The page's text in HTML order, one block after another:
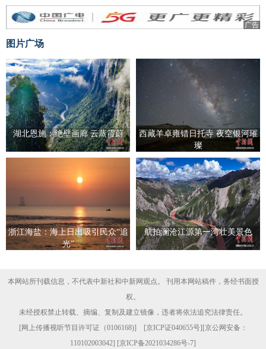
广告
图片广场
湖北恩施：绝壁画廊 云蒸霞蔚
西藏羊卓雍错日托寺 夜空银河璀
璨
浙江海盐：海上日出吸引民众“追
光”
航拍澜沧江源第一湾壮美景色
本网站所刊载信息，不代表中新社和中新网观点。 刊用本网站稿件，务经书面授
权。
未经授权禁止转载、摘编、复制及建立镜像，违者将依法追究法律责任。
[网上传播视听节目许可证（0106168)] [京ICP证040655号][京公网安备：
110102003042] [京ICP备2021034286号-7]